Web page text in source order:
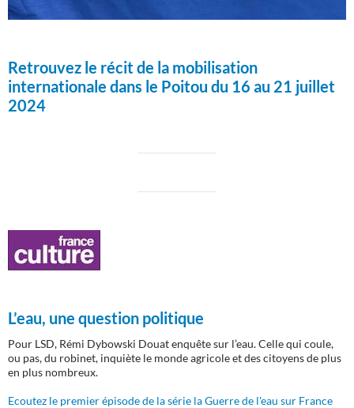
Retrouvez le récit de la mobilisation
internationale dans le Poitou du 16 au 21 juillet
2024
L’eau, une question politique
Pour LSD, Rémi Dybowski Douat enquête sur l’eau. Celle qui coule,
ou pas, du robinet, inquiète le monde agricole et des citoyens de plus
en plus nombreux.
Ecoutez le premier épisode de la série la Guerre de l'eau sur France